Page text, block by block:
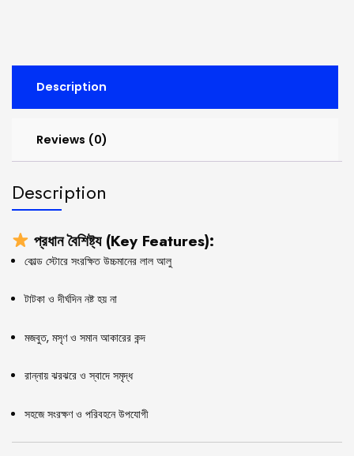
Description
Reviews (0)
Description
প্রধান বৈশিষ্ট্য (Key Features):
কোল্ড স্টোরে সংরক্ষিত উচ্চমানের লাল আলু
টাটকা ও দীর্ঘদিন নষ্ট হয় না
মজবুত, মসৃণ ও সমান আকারের কন্দ
রান্নায় ঝরঝরে ও স্বাদে সমৃদ্ধ
সহজে সংরক্ষণ ও পরিবহনে উপযোগী